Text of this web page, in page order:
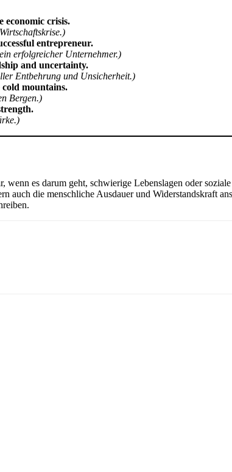
economic crisis.
entrepreneur.
erfolgreicher Unternehmer.)
and uncertainty.
Entbehrung und Unsicherheit.)
mountains.
Bergen.)
wenn es darum geht, schwierige Lebenslagen oder
auch die menschliche Ausdauer und Widerstandskraft